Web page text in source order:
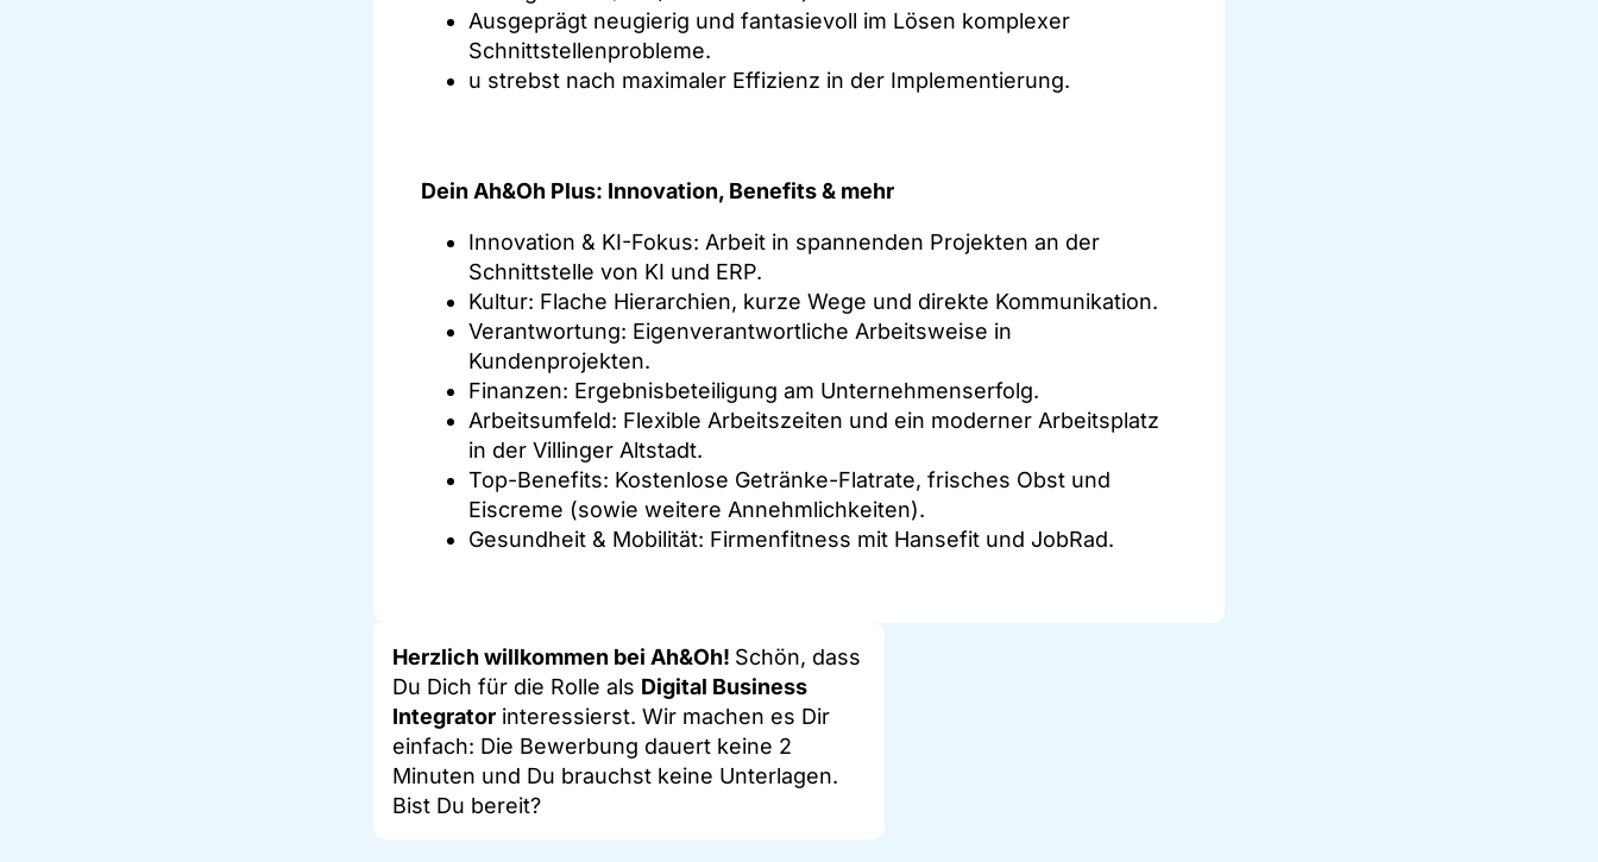
Ausgeprägt neugierig und fantasievoll im Lösen komplexer
Schnittstellenprobleme.
u strebst nach maximaler Effizienz in der Implementierung.
Dein Ah&Oh Plus: Innovation, Benefits & mehr
Innovation & KI-Fokus: Arbeit in spannenden Projekten an der
Schnittstelle von KI und ERP.
Kultur: Flache Hierarchien, kurze Wege und direkte Kommunikation.
Verantwortung: Eigenverantwortliche Arbeitsweise in
Kundenprojekten.
Finanzen: Ergebnisbeteiligung am Unternehmenserfolg.
Arbeitsumfeld: Flexible Arbeitszeiten und ein moderner Arbeitsplatz
in der Villinger Altstadt.
Top-Benefits: Kostenlose Getränke-Flatrate, frisches Obst und
Eiscreme (sowie weitere Annehmlichkeiten).
Gesundheit & Mobilität: Firmenfitness mit Hansefit und JobRad.
Herzlich willkommen bei Ah&Oh! Schön, dass
Du Dich für die Rolle als Digital Business
Integrator interessierst. Wir machen es Dir
einfach: Die Bewerbung dauert keine 2
Minuten und Du brauchst keine Unterlagen.
Bist Du bereit?